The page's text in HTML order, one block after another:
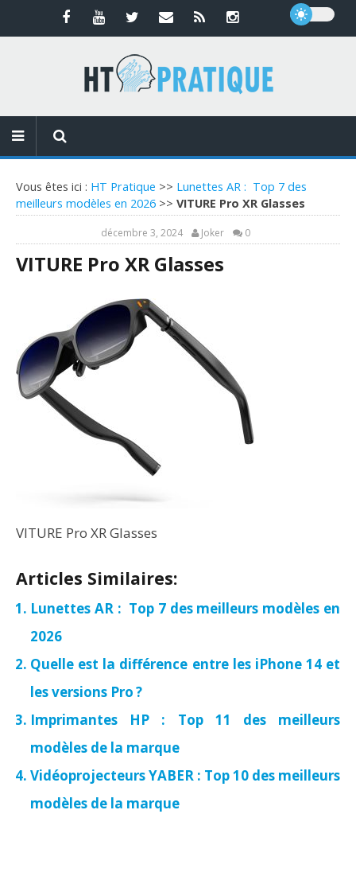
Vous êtes ici : HT Pratique >> Lunettes AR : Top 7 des
meilleurs modèles en 2026 >> VITURE Pro XR Glasses
décembre 3, 2024 Joker 0
VITURE Pro XR Glasses
VITURE Pro XR Glasses
Articles Similaires:
Lunettes AR : Top 7 des meilleurs modèles en
2026
Quelle est la différence entre les iPhone 14 et
les versions Pro ?
Imprimantes HP : Top 11 des meilleurs
modèles de la marque
Vidéoprojecteurs YABER : Top 10 des meilleurs
modèles de la marque